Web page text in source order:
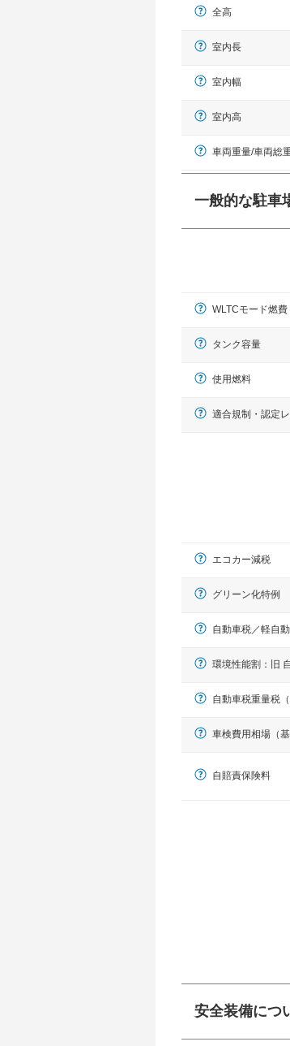
全高
室内長
室内幅
室内高
車両重量/車両総
一般的な駐車
幅 5,000mmとい
WLTCモード燃費
タンク容量
使用燃料
適合規制・認定
エコカー減税
グリーン化特例
自動車税／軽自
環境性能割：旧
自動車税重量税（
車検費用相場（基
自賠責保険料
安全装備につ